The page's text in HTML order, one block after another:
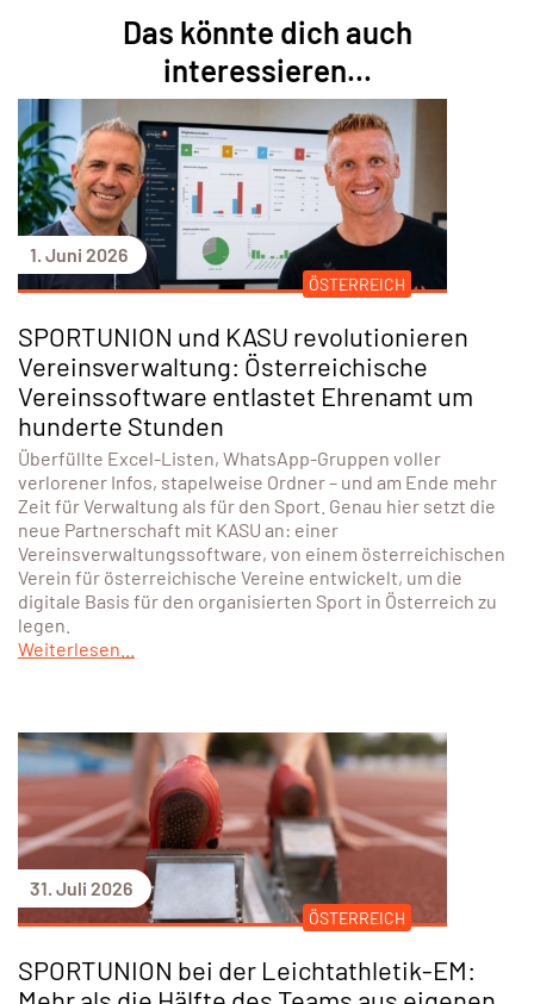
Das könnte dich auch
interessieren...
1. Juni 2026
ÖSTERREICH
SPORTUNION und KASU revolutionieren
Vereinsverwaltung: Österreichische
Vereinssoftware entlastet Ehrenamt um
hunderte Stunden
Überfüllte Excel-Listen, WhatsApp-Gruppen voller
verlorener Infos, stapelweise Ordner – und am Ende mehr
Zeit für Verwaltung als für den Sport. Genau hier setzt die
neue Partnerschaft mit KASU an: einer
Vereinsverwaltungssoftware, von einem österreichischen
Verein für österreichische Vereine entwickelt, um die
digitale Basis für den organisierten Sport in Österreich zu
legen.
Weiterlesen...
31. Juli 2026
ÖSTERREICH
SPORTUNION bei der Leichtathletik-EM: